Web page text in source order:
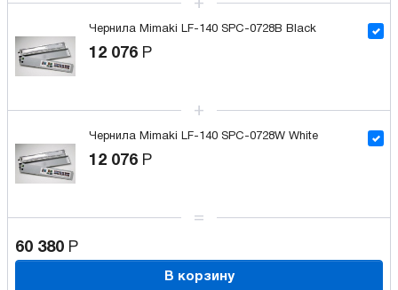
Чернила Mimaki LF-140 SPC-0728B Black
12 076 Р
Чернила Mimaki LF-140 SPC-0728W White
12 076 Р
60 380 Р
В корзину